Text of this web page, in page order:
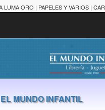
LUMA ORO | PAPELES Y VARIOS |
EL MUNDO INFANTIL